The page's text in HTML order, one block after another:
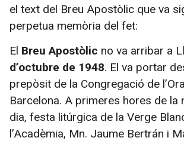
el text del Breu Apostòlic que va
perpetua memòria del fet:
El Breu Apostòlic no va arribar a
d’octubre de 1948. El va portar
prepòsit de la Congregació de
Barcelona. A primeres hores de la
dia, festa litúrgica de la Verge
l’Acadèmia, Mn. Jaume Bertrán i